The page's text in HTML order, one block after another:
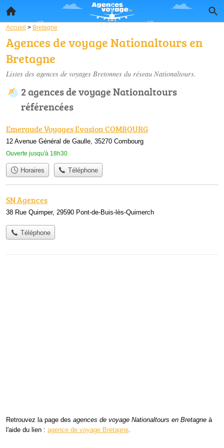
Accueil > Bretagne
Agences de voyage Nationaltours en
Bretagne
Listes des agences de voyages Bretonnes du réseau Nationaltours.
2 agences de voyage Nationaltours
référencées
Emeraude Voyages Evasion COMBOURG
12 Avenue Général de Gaulle, 35270 Combourg
Ouverte jusqu'à 18h30
Horaires Téléphone
SN Agences
38 Rue Quimper, 29590 Pont-de-Buis-lès-Quimerch
Téléphone
Retrouvez la page des agences de voyage Nationaltours en Bretagne à
l'aide du lien : agence de voyage Bretagne